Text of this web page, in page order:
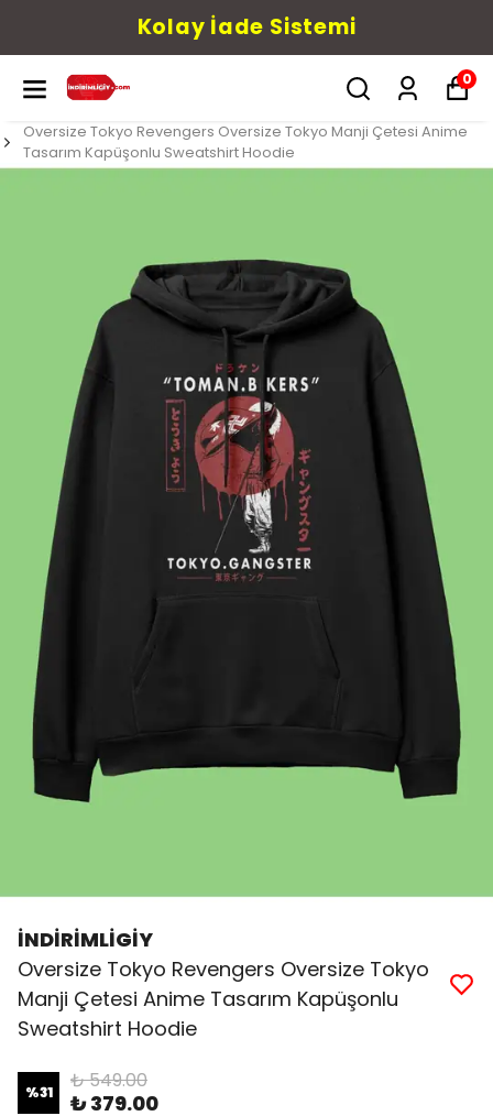
Kolay İade Sistemi
0
Oversize Tokyo Revengers Oversize Tokyo Manji Çetesi Anime
Tasarım Kapüşonlu Sweatshirt Hoodie
İNDİRİMLİGİY
Oversize Tokyo Revengers Oversize Tokyo
Manji Çetesi Anime Tasarım Kapüşonlu
Sweatshirt Hoodie
%31 ₺ 549.00
₺ 379.00